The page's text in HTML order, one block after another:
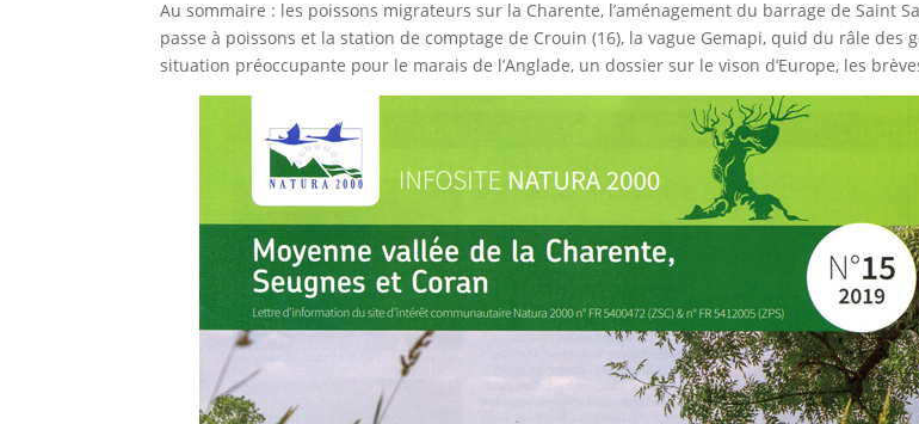
Au sommaire : les poissons migrateurs sur la Charente, l’aménagement du barrage de Saint
passe à poissons et la station de comptage de Crouin (16), la vague Gemapi, quid du râle des
situation préoccupante pour le marais de l’Anglade, un dossier sur le vison d’Europe, les